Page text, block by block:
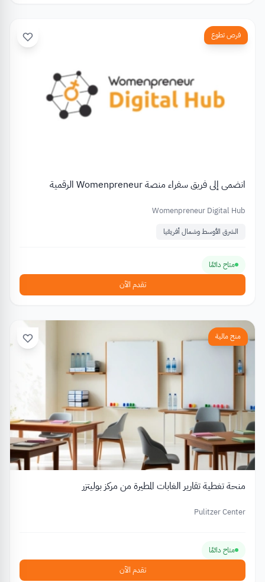
فرص تطوع
انضمي إلى فريق سفراء منصة Womenpreneur الرقمية
Womenpreneur Digital Hub
الشرق الأوسط وشمال أفريقيا
متاح دائمًا
تقدم الآن
منح مالية
منحة تغطية تقارير الغابات المطيرة من مركز بوليتزر
Pulitzer Center
متاح دائمًا
تقدم الآن